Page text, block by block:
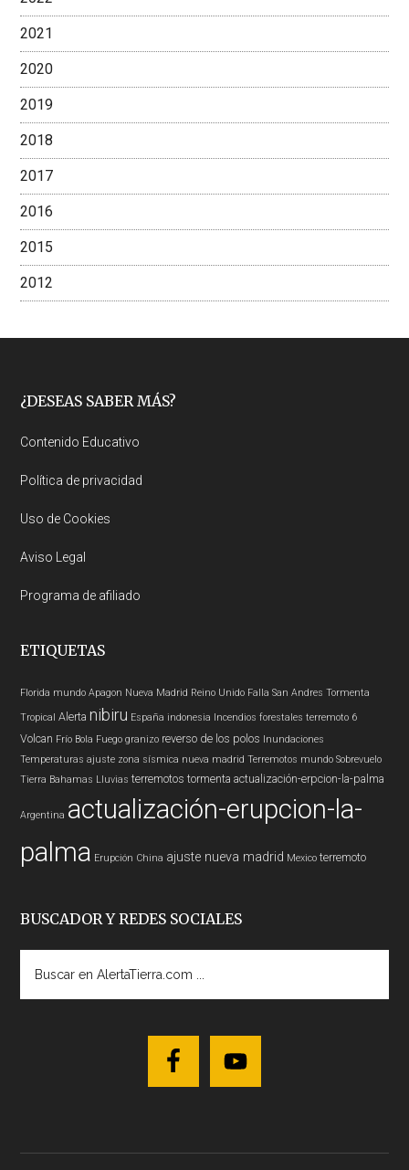
2021
2020
2019
2018
2017
2016
2015
2012
Footer
¿DESEAS SABER MÁS?
Contenido Educativo
Política de privacidad
Uso de Cookies
Aviso Legal
Programa de afiliado
ETIQUETAS
Florida mundo Apagon Nueva Madrid Reino Unido Falla San Andres Tormenta
Tropical Alerta nibiru España indonesia Incendios forestales terremoto 6
Volcan Frío Bola Fuego granizo reverso de los polos
Inundaciones
Temperaturas ajuste zona sísmica nueva madrid Terremotos mundo Sobrevuelo
Tierra Bahamas Lluvias terremotos tormenta actualización-erpcion-la-palma
Argentina actualización-erupcion-la-
palma Erupción China ajuste nueva madrid Mexico terremoto
BUSCADOR Y REDES SOCIALES
AlertaTierra.com